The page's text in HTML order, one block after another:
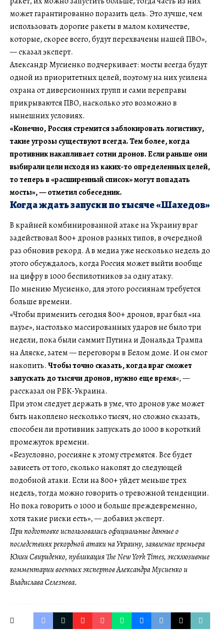
может гарантированно поразить цель. Это лучше, чем
использовать дорогие ракеты в малом количестве,
которые, скорее всего, будут перехвачены нашей ПВО»,
— сказал эксперт.
Александр Мусиенко подчеркивает: мосты всегда будут
одной из приоритетных целей, поэтому на них усилена
охрана от диверсионных групп и сами переправы
прикрываются ПВО, насколько это возможно в
нынешних условиях.
«Конечно, Россия стремится заблокировать логистику,
такие угрозы существуют всегда. Тем более, когда
противник накапливает сотни дронов. Если раньше они
выбирали цели исходя из каких-то определенных целей,
то теперь в «расширенный список» могут попадать
мосты», — отметил собеседник.
Когда ждать запуски по тысяче «Шахедов»
В крайней комбинированной атаке на Украину враг
задействовал 800+ дронов разных типов, в очередной
раз обновив рекорд. А в медиа уже несколько недель до
этого обсуждалось, когда Россия может выйти вообще
на цифру в 1000 беспилотников за одну атаку.
По мнению Мусиенко, для этого россиянам требуется
больше времени.
«Чтобы применить сегодня 800+ дронов, враг был «на
паузе», настолько массированных ударов не было три
недели, пока были саммит Путина и Дональда Трампа
на Аляске, затем — переговоры в Белом доме. И он смог
накопить. Чтобы точно сказать, когда враг сможет
запускать до тысячи дронов, нужно еще время«, —
рассказал он РБК-Украина.
При этом следует держать в уме, что дронов уже может
быть накоплено несколько тысяч, но сложно сказать,
способен ли противник запускать до 1000 в короткий
промежуток времени.
«Безусловно, россияне к этому стремятся. Все будет
зависеть от того, сколько накопят до следующей
подобной атаки. Если на 800+ уйдет меньше трех
недель, тогда можно говорить о тревожной тенденции.
Но пока говорить о 1000 и больше преждевременно,
хотя такие риски есть», — добавил эксперт.
При подготовке использовались официальные данные о
последствиях рекордной атаки на Украину, заявление премьера
Юлии Свириденко, публикация The New York Times, эксклюзивные
комментарии военных экспертов Александра Мусиенко и
Владислава Селезнева.